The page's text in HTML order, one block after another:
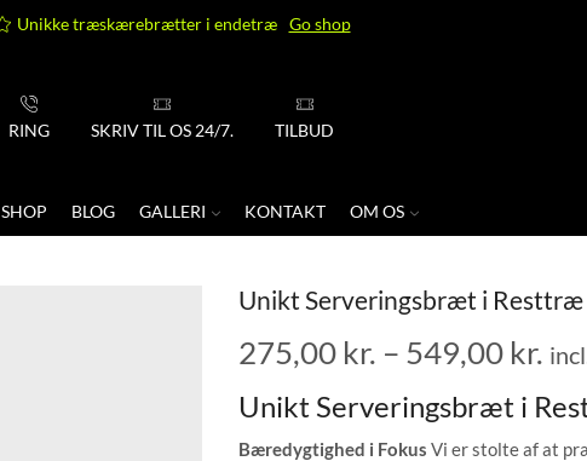
Unikke træskærebrætter i endetræ Go shop
RING SKRIV TIL OS 24/7. TILBUD
SHOP BLOG GALLERI KONTAKT OM OS
Unikt Serveringsbræt i
275,00 kr. – 549,00 kr.
Unikt Serveringsbræt i
Bæredygtighed i Fokus Vi er stolte af at